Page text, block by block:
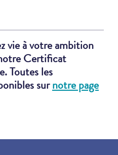
vie à votre ambition
Certificat
Toutes les
surnotre page